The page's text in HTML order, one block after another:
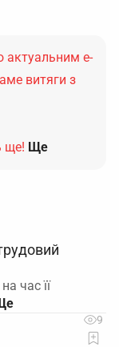
актуальним е-
витяги з
ще! Ще
час її
9